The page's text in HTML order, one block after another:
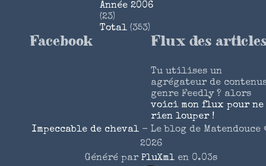
Année 2006
(23)
Total (353)
Facebook Flux des
Tu utilises un
agrégateur de
genre Feedly ? alors
voici mon flux pour ne
rien louper !
Impeccable de cheval - Le blog de Matendouce
2026
Généré par PluXmlen 0.03s